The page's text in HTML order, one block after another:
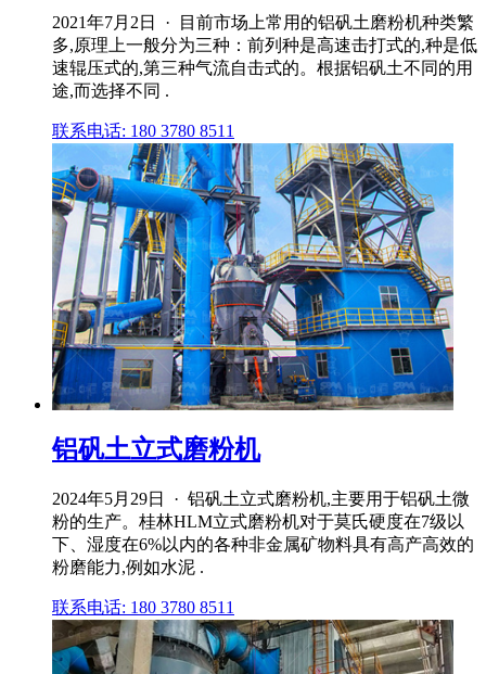
2021年7月2日 · 目前市场上常用的铝矾土磨粉机种类繁
多,原理上一般分为三种：前列种是高速击打式的,种是低
速辊压式的,第三种气流自击式的。根据铝矾土不同的用
途,而选择不同 .
联系电话: 180 3780 8511
铝矾土立式磨粉机
2024年5月29日 · 铝矾土立式磨粉机,主要用于铝矾土微
粉的生产。桂林HLM立式磨粉机对于莫氏硬度在7级以
下、湿度在6%以内的各种非金属矿物料具有高产高效的
粉磨能力,例如水泥 .
联系电话: 180 3780 8511